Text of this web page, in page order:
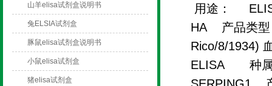
山羊elisa试剂盒说明书
兔ELSIA试剂盒
豚鼠elisa试剂盒说明书
小鼠elisa试剂盒
猪elisa试剂盒
用途：
HA 产品类
Rico/8/1934)
ELISA 种